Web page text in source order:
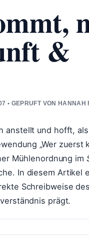
&
• GEPRUFT VON HANNAH
anstellt und hofft,
„Wer zuerst
Mühlenordnung im
In diesem Artikel
Schreibweise
prägt.